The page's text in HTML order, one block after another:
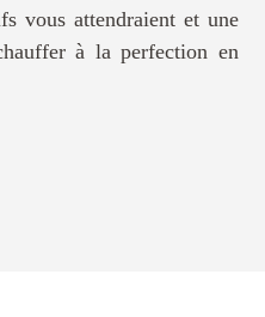
vous attendraient et une
à la perfection en